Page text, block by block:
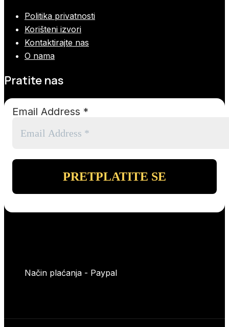
Politika privatnosti
Korišteni izvori
Kontaktirajte nas
O nama
Pratite nas
Email Address *
Način plaćanja - Paypal